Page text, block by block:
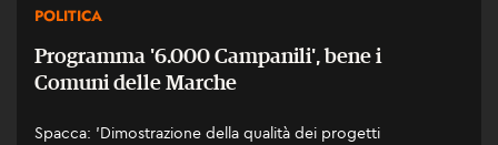
POLITICA
Programma '6.000 Campanili', bene i
Comuni delle Marche
Spacca: 'Dimostrazione della qualità dei progetti